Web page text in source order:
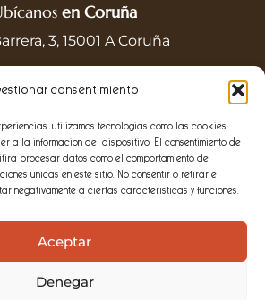
consentimiento
utilizamos tecnologías como las cookies
a la información del dispositivo. El consentimiento de
procesar datos como el comportamiento de
únicas en este sitio. No consentir o retirar el
negativamente a ciertas características y funciones.
Aceptar
Denegar
en Coruña
3, 15001 A Coruña
en Horario
Lun a Vie:
19:30h – 00:00h
Sab y Dom:
13:30h – 16:00h